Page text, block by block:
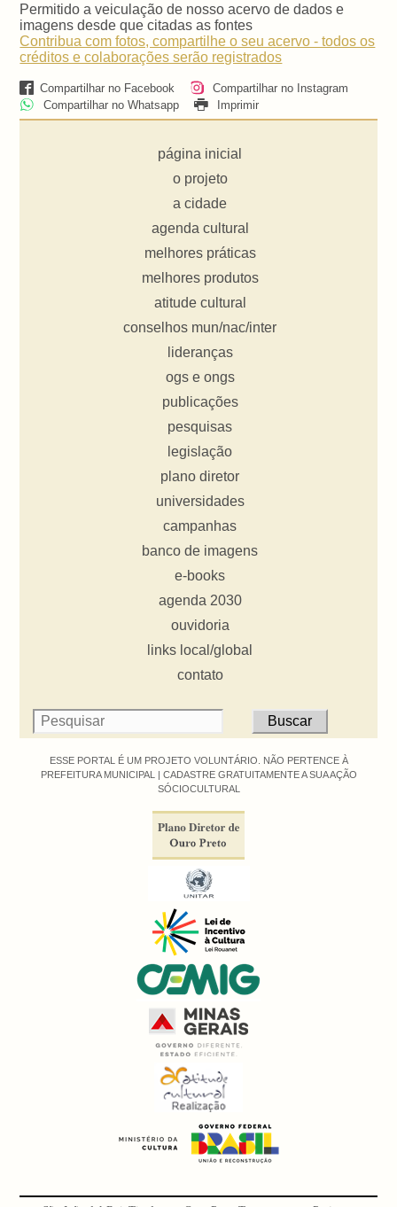
Permitido a veiculação de nosso acervo de dados e
imagens desde que citadas as fontes
Contribua com fotos, compartilhe o seu acervo - todos os
créditos e colaborações serão registrados
Compartilhar no Facebook
Compartilhar no Instagram
Compartilhar no Whatsapp
Imprimir
página inicial
o projeto
a cidade
agenda cultural
melhores práticas
melhores produtos
atitude cultural
conselhos mun/nac/inter
lideranças
ogs e ongs
publicações
pesquisas
legislação
plano diretor
universidades
campanhas
banco de imagens
e-books
agenda 2030
ouvidoria
links local/global
contato
ESSE PORTAL É UM PROJETO VOLUNTÁRIO. NÃO PERTENCE À
PREFEITURA MUNICIPAL | CADASTRE GRATUITAMENTE A SUA AÇÃO
SÓCIOCULTURAL